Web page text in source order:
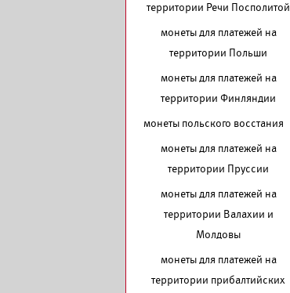
территории Речи Посполитой
монеты для платежей на
территории Польши
монеты для платежей на
территории Финляндии
монеты польского восстания
монеты для платежей на
территории Пруссии
монеты для платежей на
территории Валахии и
Молдовы
монеты для платежей на
территории прибалтийских